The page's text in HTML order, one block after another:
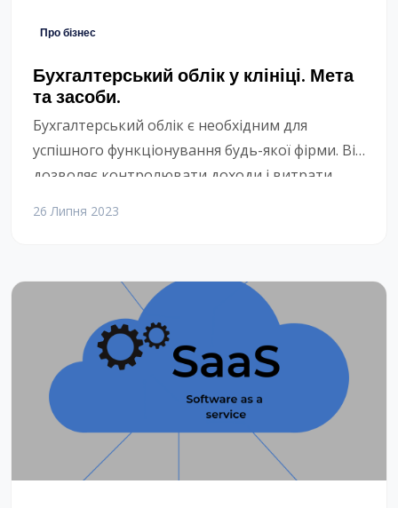
Про бізнес
Бухгалтерський облік у клініці. Мета
та засоби.
Бухгалтерський облік є необхідним для
успішного функціонування будь-якої фірми. Він
дозволяє контролювати доходи і витрати,
часомістким процесом, який вимагає високої
кваліфікації та уваги до деталей. Для
спрощення та оптимізації бухгалтерського
обліку в […]
26 Липня 2023